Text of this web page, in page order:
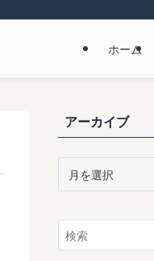
ホーム
アーカイブ
イ
ブ